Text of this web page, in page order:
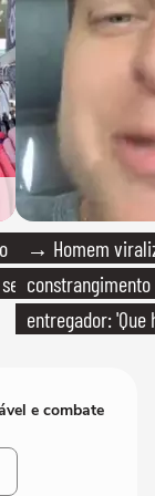
→ Homem
entregador: 'Que
e combate